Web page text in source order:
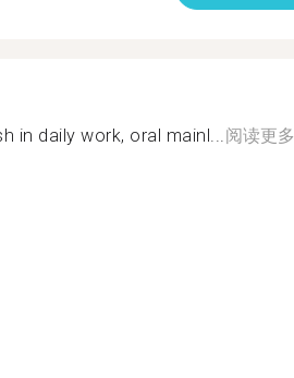
in daily work, oral mainl...阅读更多